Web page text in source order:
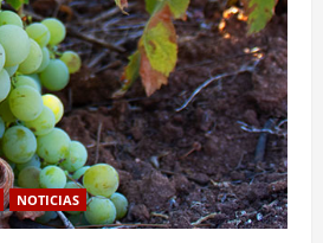
NOTICIAS